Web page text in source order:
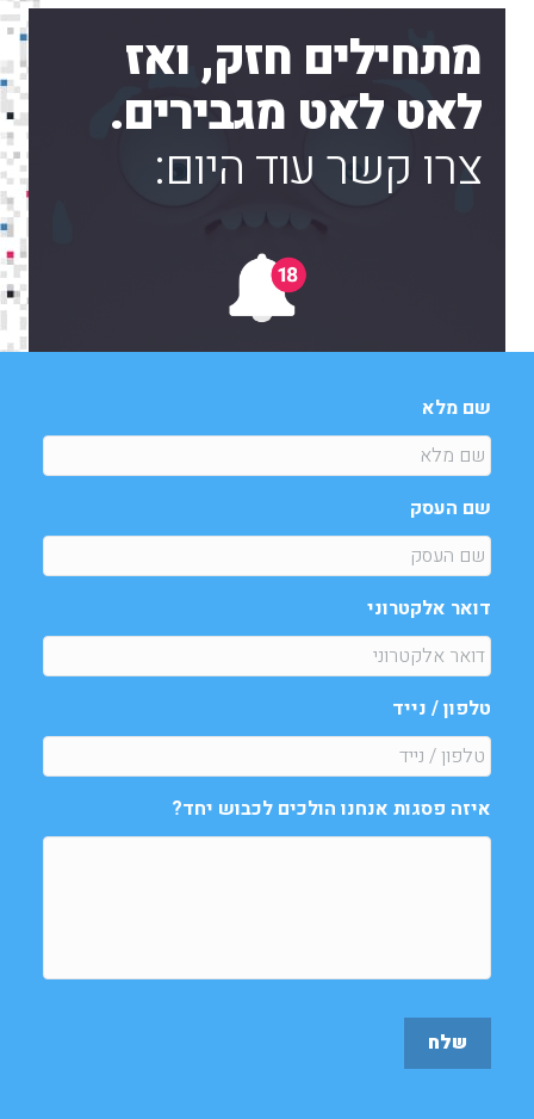
מתחילים חזק, ואז
לאט לאט מגבירים.
צרו קשר עוד היום:
שם מלא
שם העסק
דואר אלקטרוני
טלפון / נייד
איזה פסגות אנחנו הולכים לכבוש יחד?
שלח